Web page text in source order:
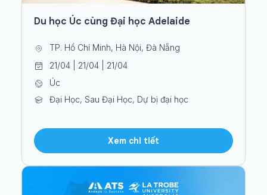
Du học Úc cùng Đại học Adelaide
TP. Hồ Chí Minh, Hà Nội, Đà Nẵng
21/04 | 21/04 | 21/04
Úc
Đại Học, Sau Đại Học, Dự bị đại học
Xem chi tiết